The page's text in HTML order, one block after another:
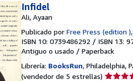
Infidel
Ali, Ayaan
Publicado por Free Press (edition )
ISBN 10: 0739486292 / ISBN 13:
Antiguo o usado / Paperback
Librería: BooksRun, Philadelphia,
(vendedor de 5 estrellas)